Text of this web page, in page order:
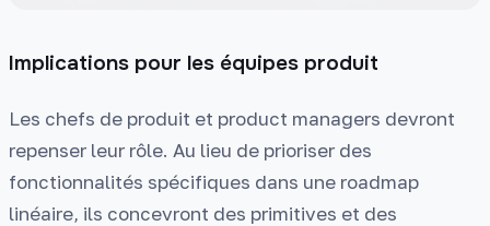
Implications pour les équipes produit
Les chefs de produit et product managers devront
repenser leur rôle. Au lieu de prioriser des
fonctionnalités spécifiques dans une roadmap
linéaire, ils concevront des primitives et des